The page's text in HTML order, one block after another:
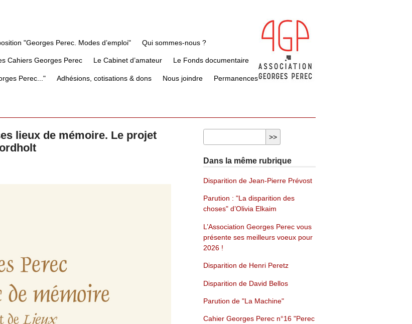
"Georges Perec. Modes d’emploi" Qui sommes-nous ?
Cahiers Georges Perec Le Cabinet d’amateur Le Fonds documentaire
Perec..." Adhésions, cotisations & dons Nous joindre Permanences
lieux de mémoire. Le projet
Dans la même rubrique
Disparition de Jean-Pierre Prévost
Parution : "La disparition des
choses" d’Olivia Elkaim
L’Association Georges Perec vous
présente ses meilleurs voeux pour
2026 !
Disparition de Henri Peretz
Disparition de David Bellos
Parution de "La Machine"
Cahier Georges Perec n°16 "Perec